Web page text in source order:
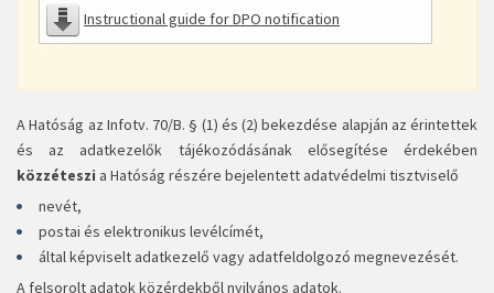
Instructional guide for DPO notification
A Hatóság az Infotv. 70/B. § (1) és (2) bekezdése alapján az érintettek
és az adatkezelők tájékozódásának elősegítése érdekében
közzéteszi a Hatóság részére bejelentett adatvédelmi tisztviselő
nevét,
postai és elektronikus levélcímét,
által képviselt adatkezelő vagy adatfeldolgozó megnevezését.
A felsorolt adatok közérdekből nyilvános adatok.